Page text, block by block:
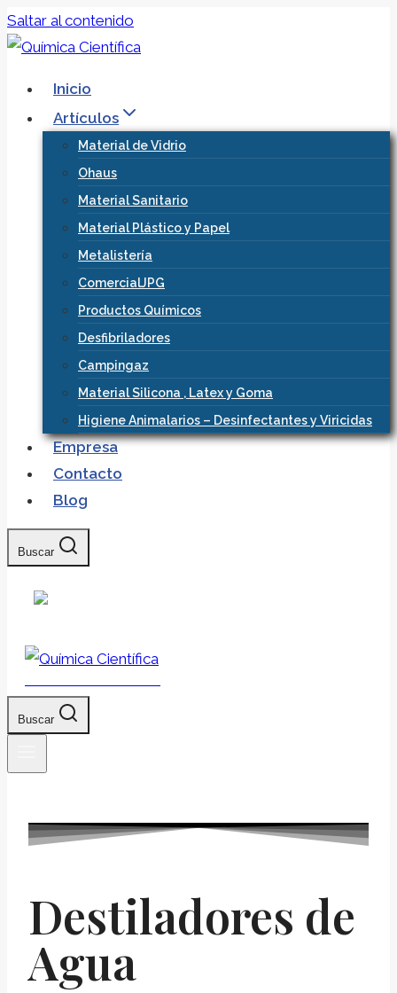
Saltar al contenido
Inicio
Artículos
Material de Vidrio
Ohaus
Material Sanitario
Material Plástico y Papel
Metalistería
ComercialJPG
Productos Químicos
Desfibriladores
Campingaz
Material Silicona , Latex y Goma
Higiene Animalarios – Desinfectantes y Viricidas
Empresa
Contacto
Blog
Buscar
Buscar
Destiladores de
Agua